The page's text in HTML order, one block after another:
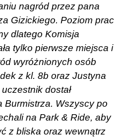
nagród przez pana
Gizickiego. Poziom prac
dlatego Komisja
tylko pierwsze miejsca i
wyróżnionych osób
z kl. 8b oraz Justyna
dostał
Burmistrza. Wszyscy po
na Park & Ride, aby
z bliska oraz wewnątrz